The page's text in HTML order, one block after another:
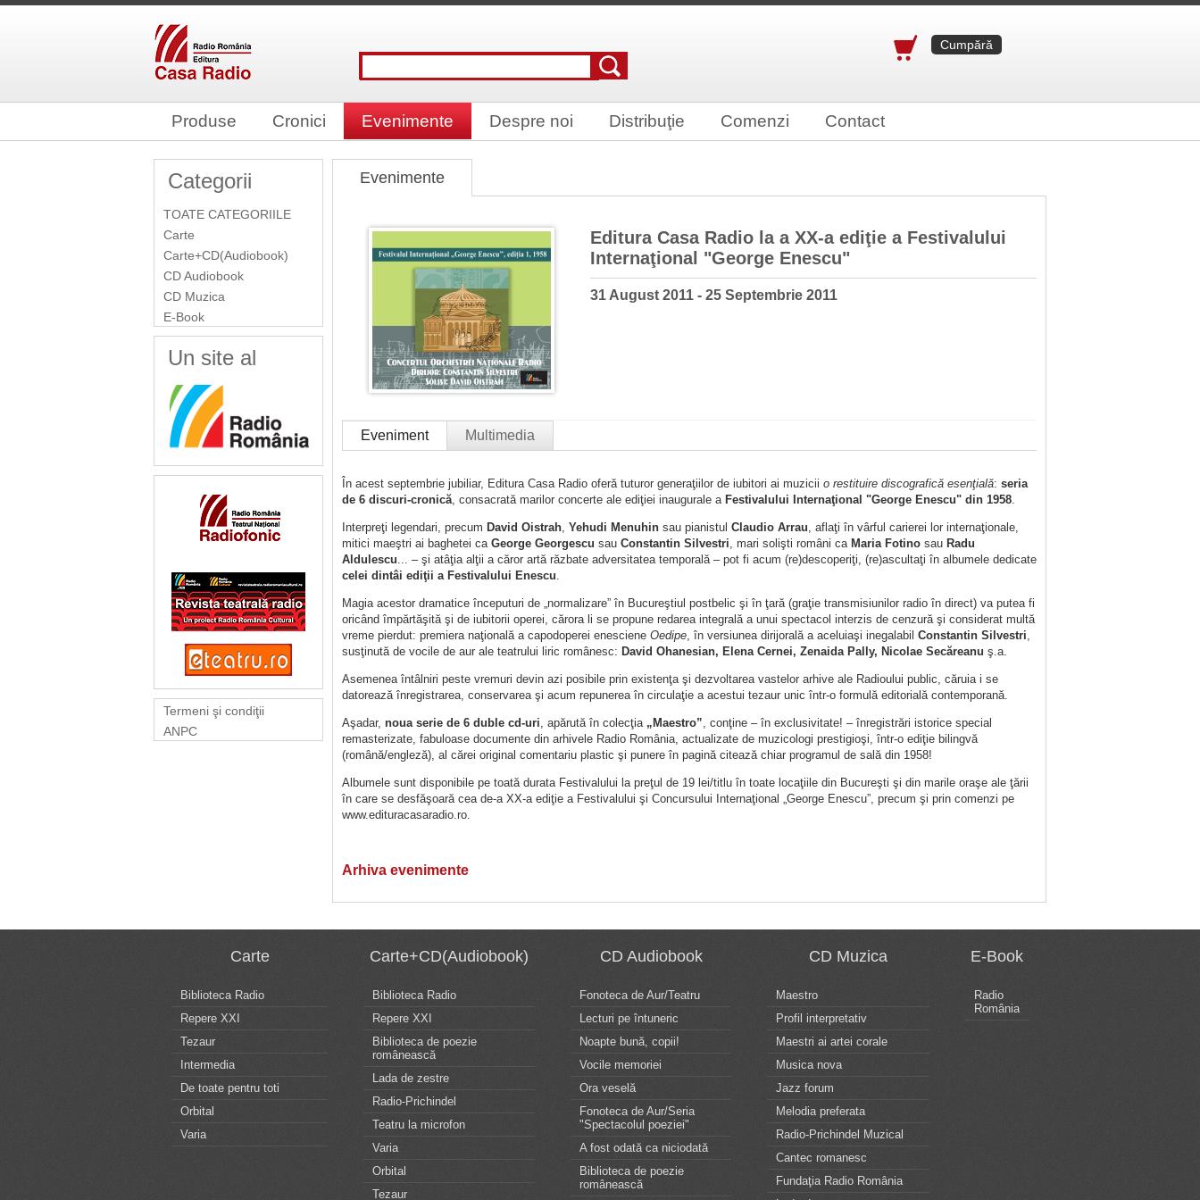
Cumpără
Produse Cronici Evenimente Despre noi Distribuţie Comenzi Contact
Categorii
TOATE CATEGORIILE
Carte
Carte+CD(Audiobook)
CD Audiobook
CD Muzica
E-Book
Un site al
Termeni şi condiţii
ANPC
Evenimente
Editura Casa Radio la a XX-a ediţie a Festivalului
Internaţional "George Enescu"
31 August 2011 - 25 Septembrie 2011
Eveniment Multimedia
În acest septembrie jubiliar, Editura Casa Radio oferă tuturor generaţiilor de iubitori ai muzicii o restituire discografică esenţială: seria
de 6 discuri-cronică, consacrată marilor concerte ale ediţiei inaugurale a Festivalului Internaţional "George Enescu" din 1958.
Interpreţi legendari, precum David Oistrah, Yehudi Menuhin sau pianistul Claudio Arrau, aflaţi în vârful carierei lor internaţionale,
mitici maeştri ai baghetei ca George Georgescu sau Constantin Silvestri, mari solişti români ca Maria Fotino sau Radu
Aldulescu... – şi atâţia alţii a căror artă răzbate adversitatea temporală – pot fi acum (re)descoperiţi, (re)ascultaţi în albumele dedicate
celei dintâi ediţii a Festivalului Enescu.
Magia acestor dramatice începuturi de „normalizare” în Bucureştiul postbelic şi în ţară (graţie transmisiunilor radio în direct) va putea fi
oricând împărtăşită şi de iubitorii operei, cărora li se propune redarea integrală a unui spectacol interzis de cenzură şi considerat multă
vreme pierdut: premiera naţională a capodoperei enesciene Oedipe, în versiunea dirijorală a aceluiaşi inegalabil Constantin Silvestri,
susţinută de vocile de aur ale teatrului liric românesc: David Ohanesian, Elena Cernei, Zenaida Pally, Nicolae Secăreanu ş.a.
Asemenea întâlniri peste vremuri devin azi posibile prin existenţa şi dezvoltarea vastelor arhive ale Radioului public, căruia i se
datorează înregistrarea, conservarea şi acum repunerea în circulaţie a acestui tezaur unic într-o formulă editorială contemporană.
Aşadar, noua serie de 6 duble cd-uri, apărută în colecţia „Maestro”, conţine – în exclusivitate! – înregistrări istorice special
remasterizate, fabuloase documente din arhivele Radio România, actualizate de muzicologi prestigioşi, într-o ediţie bilingvă
(română/engleză), al cărei original comentariu plastic şi punere în pagină citează chiar programul de sală din 1958!
Albumele sunt disponibile pe toată durata Festivalului la preţul de 19 lei/titlu în toate locaţiile din Bucureşti şi din marile oraşe ale ţării
în care se desfăşoară cea de-a XX-a ediţie a Festivalului şi Concursului Internaţional „George Enescu”, precum şi prin comenzi pe
www.edituracasaradio.ro.
Arhiva evenimente
Carte
Biblioteca Radio
Repere XXI
Tezaur
Intermedia
De toate pentru toti
Orbital
Varia
Carte+CD(Audiobook)
Biblioteca Radio
Repere XXI
Biblioteca de poezie
românească
Lada de zestre
Radio-Prichindel
Teatru la microfon
Varia
Orbital
Tezaur
CD Audiobook
Fonoteca de Aur/Teatru
Lecturi pe întuneric
Noapte bună, copii!
Vocile memoriei
Ora veselă
Fonoteca de Aur/Seria
"Spectacolul poeziei"
A fost odată ca niciodată
Biblioteca de poezie
românească
CD Muzica
Maestro
Profil interpretativ
Maestri ai artei corale
Musica nova
Jazz forum
Melodia preferata
Radio-Prichindel Muzical
Cantec romanesc
Fundaţia Radio România
E-Book
Radio
România